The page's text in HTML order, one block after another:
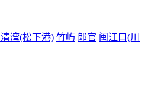
湾(松下港) 竹屿 郎官 闽江口(川